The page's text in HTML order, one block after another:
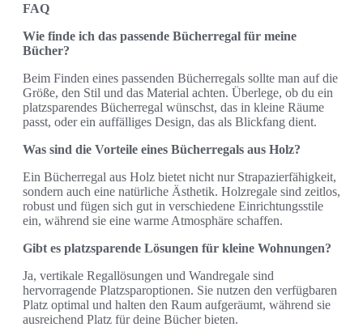
FAQ
Wie finde ich das passende Bücherregal für meine
Bücher?
Beim Finden eines passenden Bücherregals sollte man auf die
Größe, den Stil und das Material achten. Überlege, ob du ein
platzsparendes Bücherregal wünschst, das in kleine Räume
passt, oder ein auffälliges Design, das als Blickfang dient.
Was sind die Vorteile eines Bücherregals aus Holz?
Ein Bücherregal aus Holz bietet nicht nur Strapazierfähigkeit,
sondern auch eine natürliche Ästhetik. Holzregale sind zeitlos,
robust und fügen sich gut in verschiedene Einrichtungsstile
ein, während sie eine warme Atmosphäre schaffen.
Gibt es platzsparende Lösungen für kleine Wohnungen?
Ja, vertikale Regallösungen und Wandregale sind
hervorragende Platzsparoptionen. Sie nutzen den verfügbaren
Platz optimal und halten den Raum aufgeräumt, während sie
ausreichend Platz für deine Bücher bieten.